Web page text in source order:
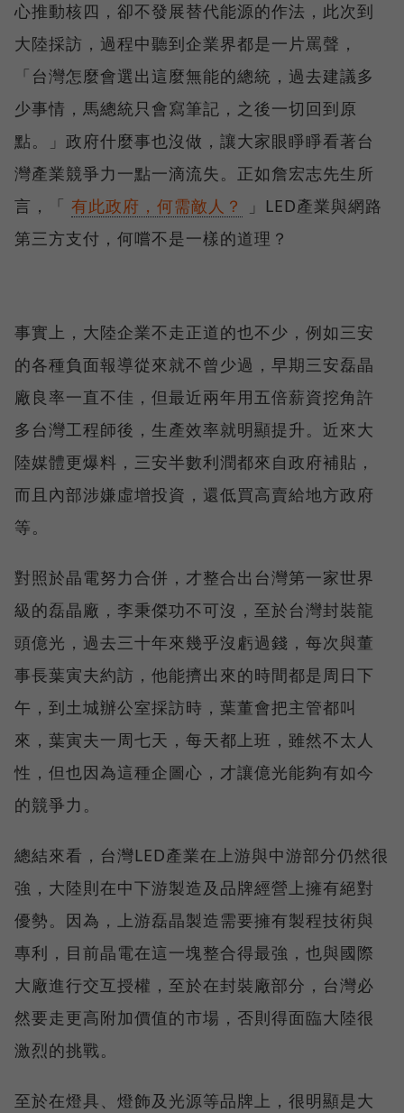
心推動核四，卻不發展替代能源的作法，此次到
大陸採訪，過程中聽到企業界都是一片罵聲，
「台灣怎麼會選出這麼無能的總統，過去建議多
少事情，馬總統只會寫筆記，之後一切回到原
點。」政府什麼事也沒做，讓大家眼睜睜看著台
灣產業競爭力一點一滴流失。正如詹宏志先生所
言，「 有此政府，何需敵人？
」LED產業與網路
第三方支付，何嚐不是一樣的道理？
事實上，大陸企業不走正道的也不少，例如三安
的各種負面報導從來就不曾少過，早期三安磊晶
廠良率一直不佳，但最近兩年用五倍薪資挖角許
多台灣工程師後，生產效率就明顯提升。近來大
陸媒體更爆料，三安半數利潤都來自政府補貼，
而且內部涉嫌虛增投資，還低買高賣給地方政府
等。
對照於晶電努力合併，才整合出台灣第一家世界
級的磊晶廠，李秉傑功不可沒，至於台灣封裝龍
頭億光，過去三十年來幾乎沒虧過錢，每次與董
事長葉寅夫約訪，他能擠出來的時間都是周日下
午，到土城辦公室採訪時，葉董會把主管都叫
來，葉寅夫一周七天，每天都上班，雖然不太人
性，但也因為這種企圖心，才讓億光能夠有如今
的競爭力。
總結來看，台灣LED產業在上游與中游部分仍然很
強，大陸則在中下游製造及品牌經營上擁有絕對
優勢。因為，上游磊晶製造需要擁有製程技術與
專利，目前晶電在這一塊整合得最強，也與國際
大廠進行交互授權，至於在封裝廠部分，台灣必
然要走更高附加價值的市場，否則得面臨大陸很
激烈的挑戰。
至於在燈具、燈飾及光源等品牌上，很明顯是大